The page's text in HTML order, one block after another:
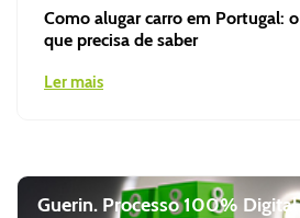
Como alugar carro em Portugal: o
que precisa de saber
Ler mais
Guerin. Processo 100% Digital